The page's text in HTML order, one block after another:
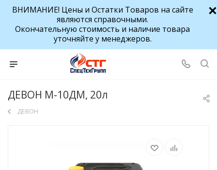
ВНИМАНИЕ! Цены и Остатки Товаров на сайте
являются справочными.
Окончательную стоимость и наличие товара
уточняйте у менеджеров.
ДЕВОН М-10ДМ, 20л
ДЕВОН